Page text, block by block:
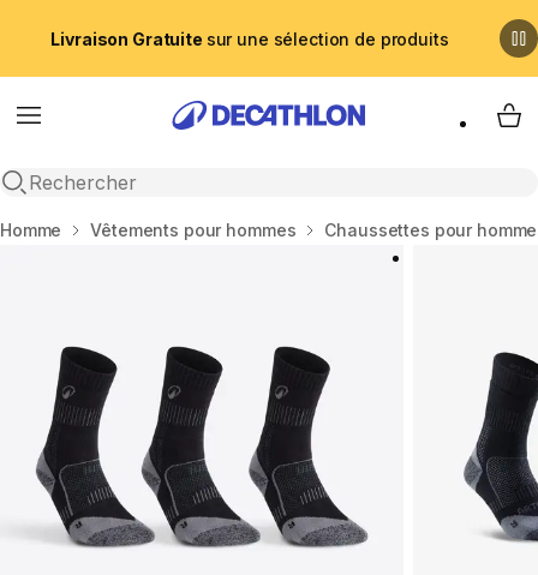
Livraison Gratuite sur une sélection de produits
Menu
Recherche ouverte
My
Accueil
Homme Vêtements pour hommes Chaussettes pour